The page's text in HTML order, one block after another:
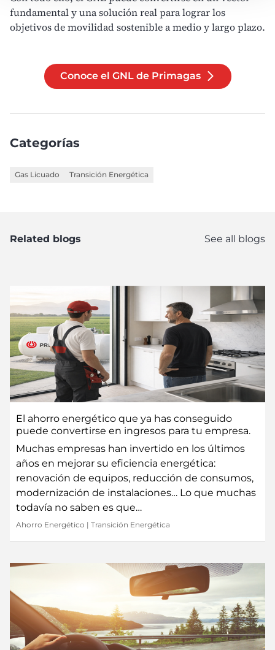
fundamental y una solución real para lograr los
objetivos de movilidad sostenible a medio y largo plazo.
Conoce el GNL de Primagas
Categorías
Gas Licuado Transición Energética
Related blogs See all blogs
El ahorro energético que ya has conseguido
puede convertirse en ingresos para tu empresa.
Muchas empresas han invertido en los últimos
años en mejorar su eficiencia energética:
renovación de equipos, reducción de consumos,
modernización de instalaciones… Lo que muchas
todavía no saben es que…
Ahorro Energético | Transición Energética